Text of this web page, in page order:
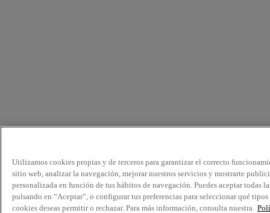
Utilizamos cookies propias y de terceros para garantizar el correcto
sitio web, analizar la navegación, mejorar nuestros servicios y mostrarte
personalizada en función de tus hábitos de navegación. Puedes aceptar todas
pulsando en “Aceptar”, o configurar tus preferencias para seleccionar qué tipos
cookies deseas permitir o rechazar. Para más información, consulta nuestra